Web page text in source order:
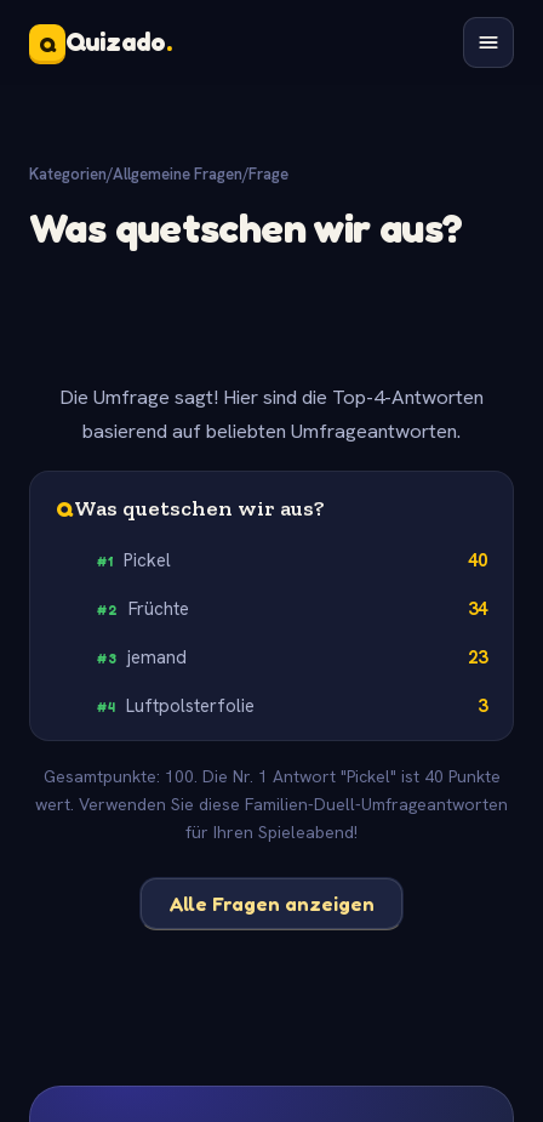
Q Quizado.
Kategorien/Allgemeine Fragen/Frage
Was quetschen wir aus?
Die Umfrage sagt! Hier sind die Top-4-Antworten
basierend auf beliebten Umfrageantworten.
QWas quetschen wir aus?
#1 Pickel 40
#2 Früchte 34
#3 jemand 23
#4 Luftpolsterfolie 3
Gesamtpunkte: 100. Die Nr. 1 Antwort "Pickel" ist 40 Punkte
wert. Verwenden Sie diese Familien-Duell-Umfrageantworten
für Ihren Spieleabend!
Alle Fragen anzeigen